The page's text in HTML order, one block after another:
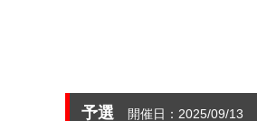
予選 開催日：2025/09/13